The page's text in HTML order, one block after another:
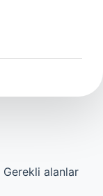
Gerekli alanlar